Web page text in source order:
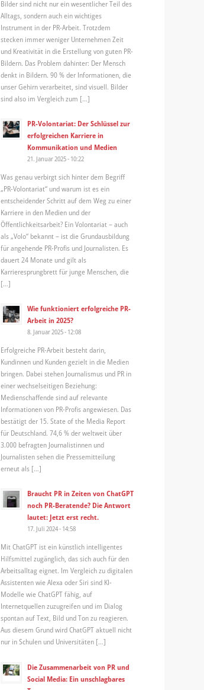
Bilder sind nicht nur ein wesentlicher Teil des
Alltags, sondern auch ein wichtiges
Instrument in der PR-Arbeit. Trotzdem
stecken immer weniger Unternehmen Zeit
und Kreativität in die Erstellung von guten PR-
Bildern. Das Problem dahinter: Der Mensch
denkt in Bildern. 90 % der Informationen, die
unser Gehirn verarbeitet, sind visuell. Bilder
sind also im Vergleich zum […]
PR-Volontariat: Der Schlüssel zur
erfolgreichen Karriere in
Kommunikation und Medien
21. Januar 2025 - 10:22
Was genau verbirgt sich hinter dem Begriff
„PR-Volontariat“ und warum ist es ein
entscheidender Schritt auf dem Weg zu einer
Karriere in den Medien und der
Öffentlichkeitsarbeit? Ein Volontariat – auch
als „Volo“ bekannt – ist die Grundausbildung
für angehende PR-Profis und Journalisten. Es
dauert 24 Monate und gilt als
Karrieresprungbrett für junge Menschen, die
[…]
Wie funktioniert erfolgreiche PR-
Arbeit in 2025?
8. Januar 2025 - 12:08
Erfolgreiche PR-Arbeit besteht darin,
Kundinnen und Kunden gezielt in die Medien
bringen. Dabei stehen Journalismus und PR in
einer wechselseitigen Beziehung:
Medienschaffende sind auf relevante
Informationen von PR-Profis angewiesen. Das
bestätigt der 15. State of the Media Report
für Deutschland. 74,6 % der weltweit über
3.000 befragten Journalistinnen und
Journalisten sehen die Pressemitteilung
erneut als […]
Braucht PR in Zeiten von ChatGPT
noch PR-Beratende? Die Antwort
lautet: Jetzt erst recht.
17. Juli 2024 - 14:58
Mit ChatGPT ist ein künstlich intelligentes
Hilfsmittel zugänglich, das sich auch für den
Arbeitsalltag eignet. Im Vergleich zu digitalen
Assistenten wie Alexa oder Siri sind KI-
Modelle wie ChatGPT fähig, auf
Internetquellen zuzugreifen und im Dialog
spontan auf Text, Bild und Ton zu reagieren.
Aus diesem Grund wird ChatGPT aktuell nicht
nur in Schulen und Universitäten […]
Die Zusammenarbeit von PR und
Social Media: Ein unschlagbares